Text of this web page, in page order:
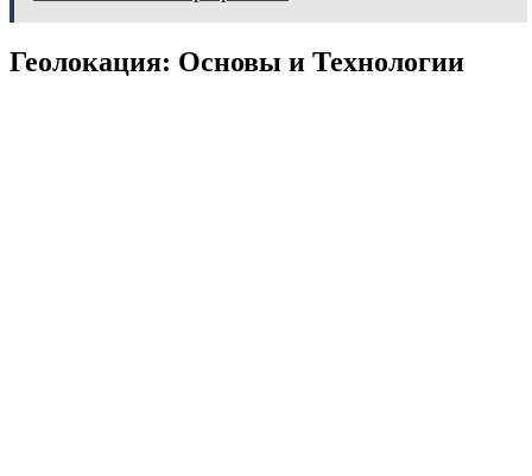
Геолокация: Основы и Технологии